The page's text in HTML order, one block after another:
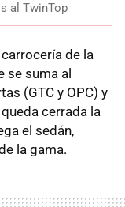
al TwinTop
de la
se suma al
(GTC y OPC) y
cerrada la
el sedán,
la gama.